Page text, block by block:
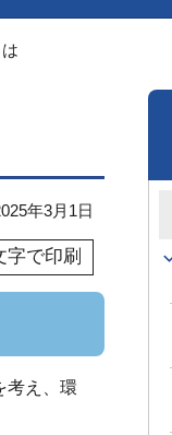
年3月1日
字で印刷
考え、環